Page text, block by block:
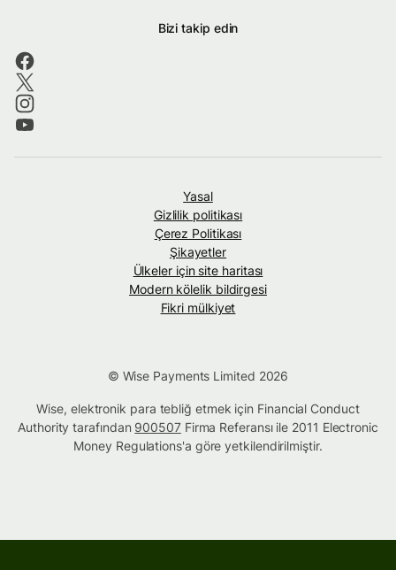
Bizi takip edin
Yasal
Gizlilik politikası
Çerez Politikası
Şikayetler
Ülkeler için site haritası
Modern kölelik bildirgesi
Fikri mülkiyet
© Wise Payments Limited 2026
Wise, elektronik para tebliğ etmek için Financial Conduct
Authority tarafından 900507Firma Referansı ile 2011 Electronic
Money Regulations'a göre yetkilendirilmiştir.